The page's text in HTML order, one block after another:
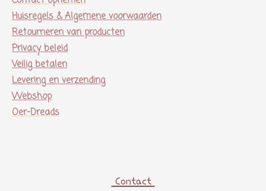
Huisregels & Algemene voorwaarden
Retourneren van producten
Privacy beleid
Veilig betalen
Levering en verzending
Webshop
Oer-Dreads
Contact